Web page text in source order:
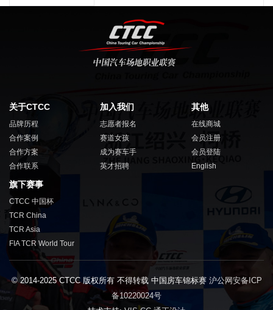
关于CTCC
品牌历程
合作案例
合作方案
合作联系
加入我们
志愿者报名
赛道女孩
成为赛车手
英才招聘
其他
在线商城
会员注册
会员登陆
English
旗下赛事
CTCC 中国杯
TCR China
TCR Asia
FIA TCR World Tour
© 2014-2025 CTCC 版权所有 不得转载 中国房车锦标赛 沪公网安备ICP
备10220024号